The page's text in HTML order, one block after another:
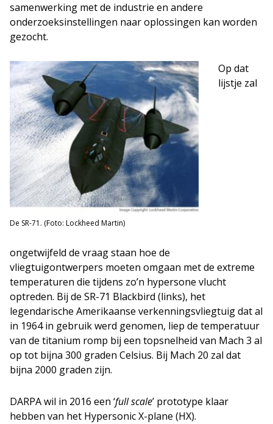
samenwerking met de industrie en andere
onderzoeksinstellingen naar oplossingen kan worden
gezocht.
De SR-71. (Foto: Lockheed Martin)
Op dat
lijstje zal
ongetwijfeld de vraag staan hoe de
vliegtuigontwerpers moeten omgaan met de extreme
temperaturen die tijdens zo’n hypersone vlucht
optreden. Bij de SR-71 Blackbird (links), het
legendarische Amerikaanse verkenningsvliegtuig dat al
in 1964 in gebruik werd genomen, liep de temperatuur
van de titanium romp bij een topsnelheid van Mach 3 al
op tot bijna 300 graden Celsius. Bij Mach 20 zal dat
bijna 2000 graden zijn.
DARPA wil in 2016 een ‘full scale’ prototype klaar
hebben van het Hypersonic X-plane (HX).